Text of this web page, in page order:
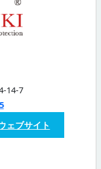
14-7
ェブサイト